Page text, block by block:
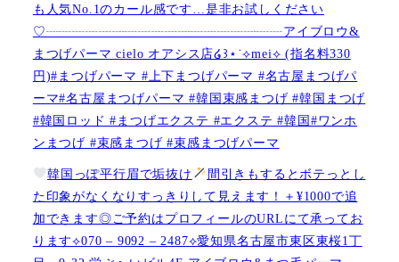
も人気No.1のカール感です…是非お試しください️
♡┈┈┈┈┈┈┈┈┈┈┈┈┈┈┈┈┈┈アイブロウ&
まつげパーマ cielo オアシス店໒꒱⋆˙⟡︎mei⟡ (指名料330
円)#まつげパーマ #上下まつげパーマ #名古屋まつげパ
ーマ#名古屋まつげパーマ #韓国束感まつげ #韓国まつげ
#韓国ロッド #まつげエクステ #エクステ #韓国#ワンホ
ンまつげ #束感まつげ #束感まつげパーマ
韓国っぽ平行眉で垢抜け
間引きもするとボテっとし
た印象がなくなりすっきりして見えます！＋¥1000で追
加できます◎ご予約はプロフィールのURLにて承ってお
ります⟡070 – 9092 – 2487⟡愛知県名古屋市東区東桜1丁